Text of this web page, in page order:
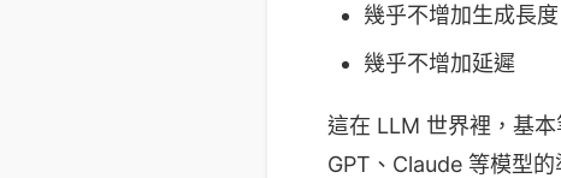
幾乎不增加生成長度
幾乎不增加延遲
這在 LLM 世界裡，基
GPT、Claude 等模型的